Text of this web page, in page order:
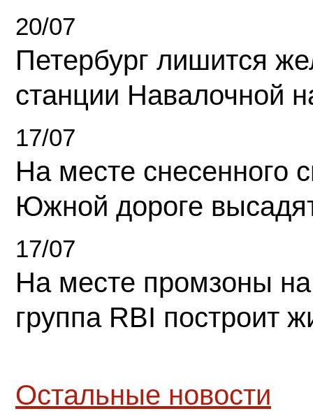
20/07
Петербург лишится
станции Навалочной
17/07
На месте снесенного
Южной дороге
17/07
На месте промзоны
группа RBI построит
Остальные новости